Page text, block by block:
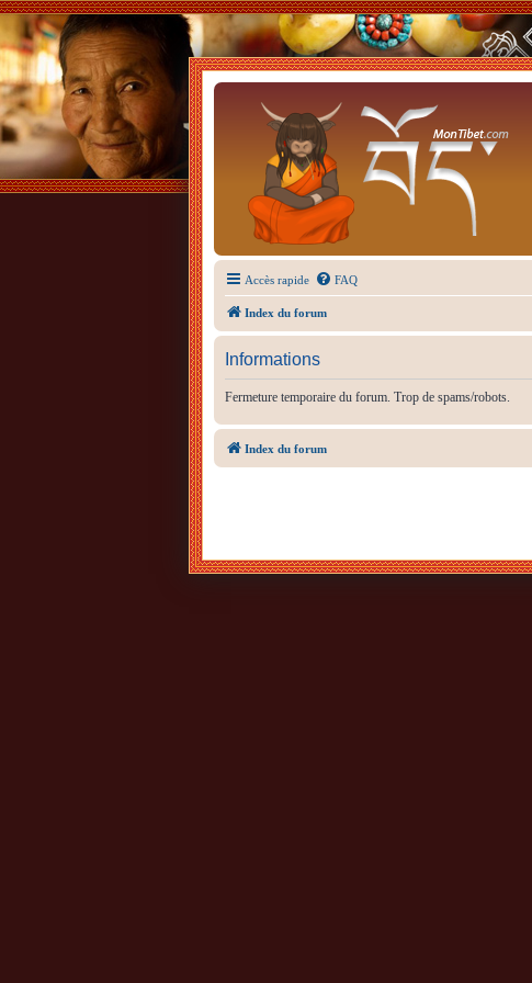
Accès rapide FAQ
Index du forum
Informations
Fermeture temporaire du forum. Trop de spams/robots.
Index du forum